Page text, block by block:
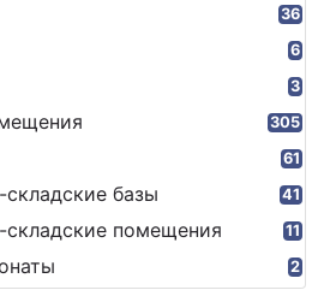
36
6
3
305
61
базы 41
помещения 11
2